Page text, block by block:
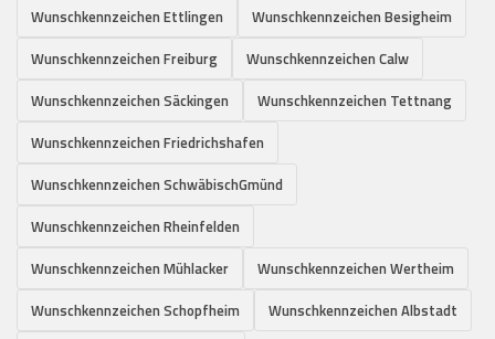
Wunschkennzeichen Ettlingen
Wunschkennzeichen Besigheim
Wunschkennzeichen Freiburg
Wunschkennzeichen Calw
Wunschkennzeichen Säckingen
Wunschkennzeichen Tettnang
Wunschkennzeichen Friedrichshafen
Wunschkennzeichen SchwäbischGmünd
Wunschkennzeichen Rheinfelden
Wunschkennzeichen Mühlacker
Wunschkennzeichen Wertheim
Wunschkennzeichen Schopfheim
Wunschkennzeichen Albstadt